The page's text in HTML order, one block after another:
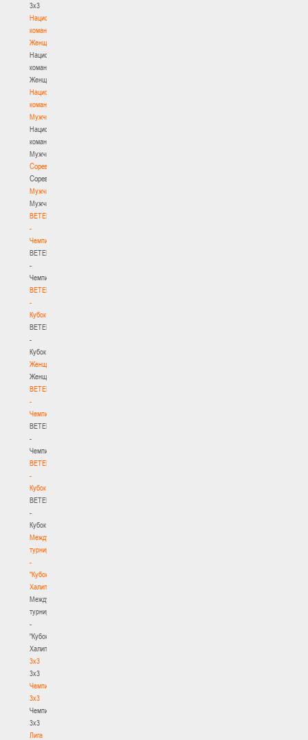
3х3
Национальная
команда.
Женщины
Национальная
команда.
Женщины
Национальная
команда.
Мужчины
Национальная
команда.
Мужчины
Соревнования
Соревнования
Мужчины
Мужчины
BETERA
-
Чемпионат
BETERA
-
Чемпионат
BETERA
-
Кубок
BETERA
-
Кубок
Женщины
Женщины
BETERA
-
Чемпионат
BETERA
-
Чемпионат
BETERA
-
Кубок
BETERA
-
Кубок
Международный
турнир
-
"Кубок
Халипского"
Международный
турнир
-
"Кубок
Халипского"
3x3
3x3
Чемпионат
3х3
Чемпионат
3х3
Лига